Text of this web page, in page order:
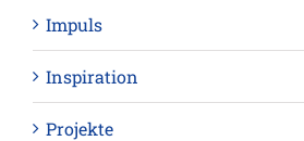
Impuls
Inspiration
Projekte